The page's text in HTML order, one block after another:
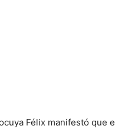
Félix manifestó